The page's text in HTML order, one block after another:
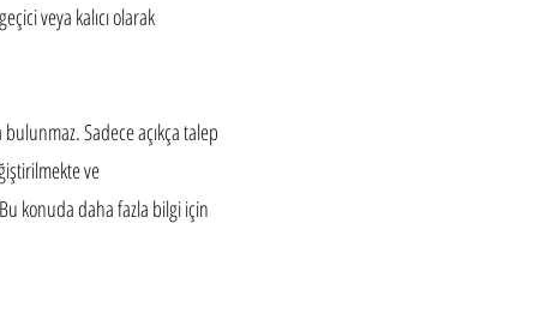
veya kalıcı olarak
Sadece açıkça talep
ve
konuda daha fazla bilgi için